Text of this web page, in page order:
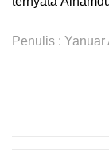
Penulis :